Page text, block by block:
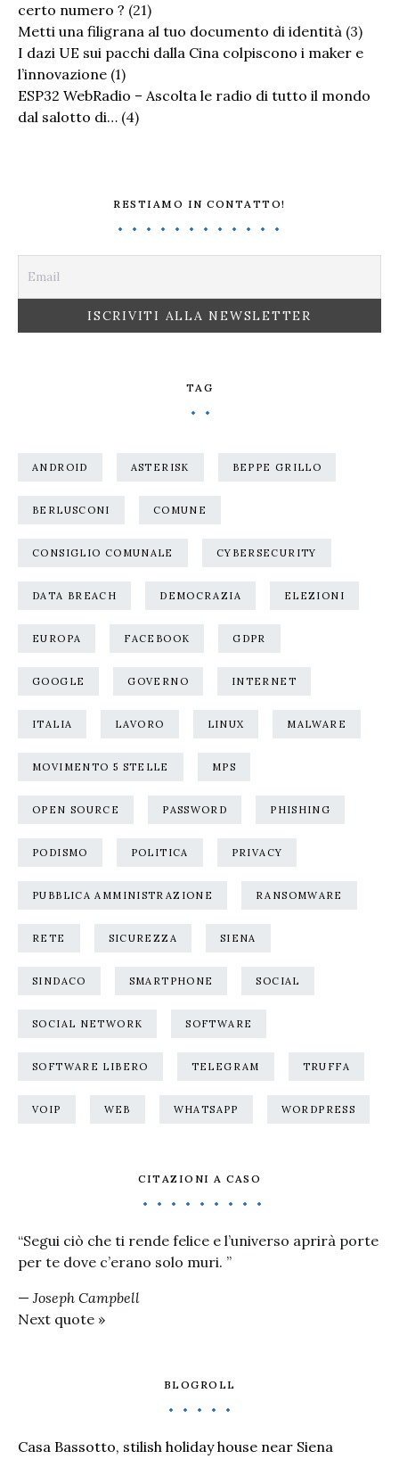
certo numero ? (21)
Metti una filigrana al tuo documento di identità (3)
I dazi UE sui pacchi dalla Cina colpiscono i maker e
l’innovazione (1)
ESP32 WebRadio – Ascolta le radio di tutto il mondo
dal salotto di… (4)
RESTIAMO IN CONTATTO!
TAG
ANDROID ASTERISK BEPPE GRILLO
BERLUSCONI COMUNE
CONSIGLIO COMUNALE CYBERSECURITY
DATA BREACH DEMOCRAZIA ELEZIONI
EUROPA FACEBOOK GDPR
GOOGLE GOVERNO INTERNET
ITALIA LAVORO LINUX MALWARE
MOVIMENTO 5 STELLE MPS
OPEN SOURCE PASSWORD PHISHING
PODISMO POLITICA PRIVACY
PUBBLICA AMMINISTRAZIONE RANSOMWARE
RETE SICUREZZA SIENA
SINDACO SMARTPHONE SOCIAL
SOCIAL NETWORK SOFTWARE
SOFTWARE LIBERO TELEGRAM TRUFFA
VOIP WEB WHATSAPP WORDPRESS
CITAZIONI A CASO
“Segui ciò che ti rende felice e l’universo aprirà porte
per te dove c’erano solo muri. ”
— Joseph Campbell
Next quote »
BLOGROLL
Casa Bassotto, stilish holiday house near Siena